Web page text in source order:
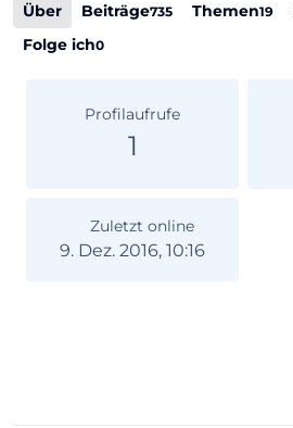
Über Beiträge735 Themen19
Folge ich0
Profilaufrufe
1
Zuletzt online
9. Dez. 2016, 10:16